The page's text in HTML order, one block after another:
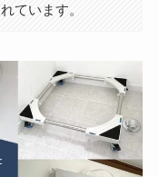
ています。